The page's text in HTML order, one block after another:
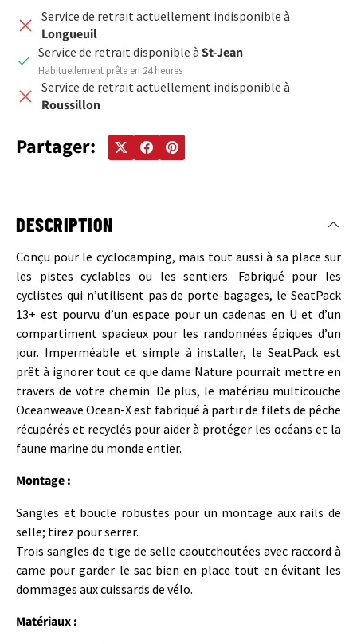
Service de retrait actuellement indisponible à
Longueuil
Service de retrait disponible à St-Jean
Habituellement prête en 24 heures
Service de retrait actuellement indisponible à
Roussillon
Partager:
DESCRIPTION
Conçu pour le cyclocamping, mais tout aussi à sa place sur
les pistes cyclables ou les sentiers. Fabriqué pour les
cyclistes qui n’utilisent pas de porte-bagages, le SeatPack
13+ est pourvu d’un espace pour un cadenas en U et d’un
compartiment spacieux pour les randonnées épiques d’un
jour. Imperméable et simple à installer, le SeatPack est
prêt à ignorer tout ce que dame Nature pourrait mettre en
travers de votre chemin. De plus, le matériau multicouche
Oceanweave Ocean-X est fabriqué à partir de filets de pêche
récupérés et recyclés pour aider à protéger les océans et la
faune marine du monde entier.
Montage :
Sangles et boucle robustes pour un montage aux rails de
selle; tirez pour serrer.
Trois sangles de tige de selle caoutchoutées avec raccord à
came pour garder le sac bien en place tout en évitant les
dommages aux cuissards de vélo.
Matériaux :